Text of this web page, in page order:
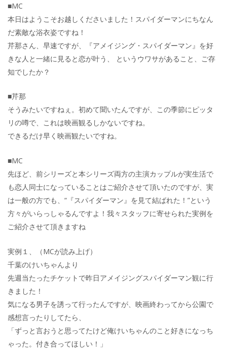
■MC
本日はようこそお越しくださいました！スパイダーマンにちなん
だ素敵な浴衣姿ですね！
芹那さん、早速ですが、『アメイジング・スパイダーマン』を好
きな人と一緒に見ると恋が叶う、 というウワサがあること、ご存
知でしたか？
■芹那
そうみたいですねぇ。初めて聞いたんですが、この季節にピッタ
リの噂で、これは映画観るしかないですね。
できるだけ早く映画観たいですね。
■MC
先ほど、前シリーズと本シリーズ両方の主演カップルが実生活で
も恋人同士になっていることはご紹介させて頂いたのですが、実
は一般の方でも、“『スパイダーマン』を見て結ばれた！”という
方々がいらっしゃるんですよ！我々スタッフに寄せられた実例を
ご紹介させて頂きますね
実例１、（MCが読み上げ）
千葉のけいちゃんより
先週当たったチケットで昨日アメイジングスパイダーマン観に行
きました！
気になる男子を誘って行ったんですが、映画終わってから公園で
感想言ったりしてたら、
「ずっと言おうと思ってたけど俺けいちゃんのこと好きになっち
ゃった。付き合ってほしい！」